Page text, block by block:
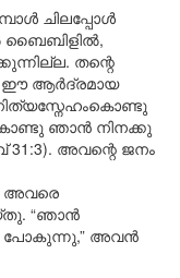
ചിലപ്പോൾ
ബൈബിളിൽ,
തന്റെ
ഈ ആർദ്രമായ
ഞാൻ നിനക്കു
31:3). അവന്റെ ജനം
അവരെ
“ഞാൻ
പോകുന്നു,” അവൻ